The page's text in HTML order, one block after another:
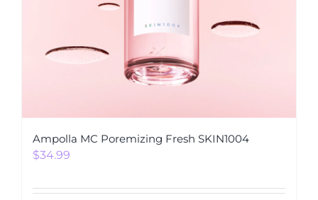
Ampolla MC Poremizing Fresh SKIN1004
$34.99